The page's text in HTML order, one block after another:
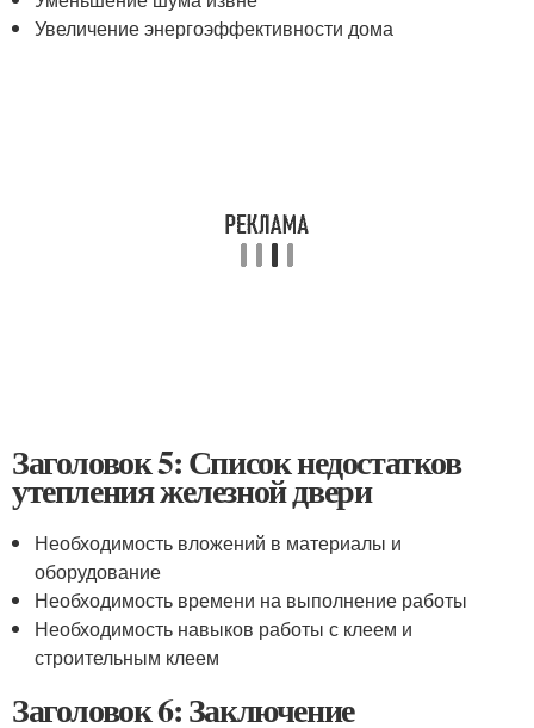
Увеличение энергоэффективности дома
Заголовок 5: Список недостатков
утепления железной двери
Необходимость вложений в материалы и
оборудование
Необходимость времени на выполнение работы
Необходимость навыков работы с клеем и
строительным клеем
Заголовок 6: Заключение